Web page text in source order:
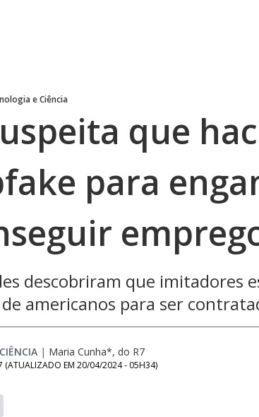
e Ciência
que
para
descobriram que imitadores
americanos para ser
| Maria Cunha*, do R7
(ATUALIZADO EM 20/04/2024 - 05H34)